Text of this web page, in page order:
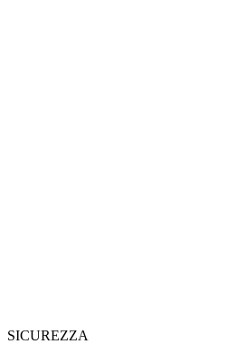
SICUREZZA